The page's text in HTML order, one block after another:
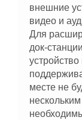
внешние
видео и
Для
док-
месте не